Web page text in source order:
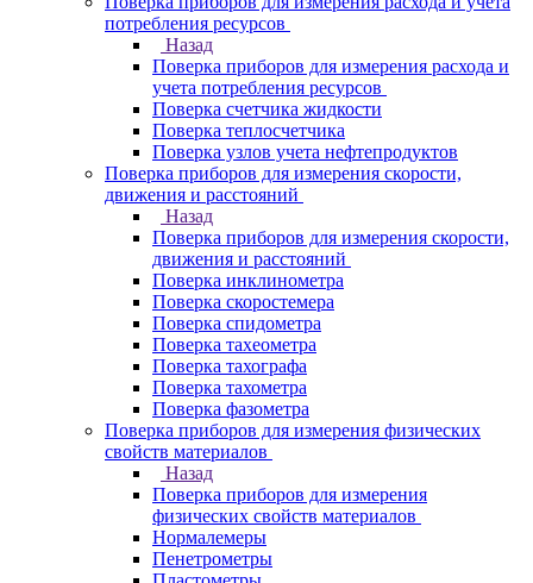
потребления ресурсов
Назад
Поверка приборов для измерения расхода и
учета потребления ресурсов
Поверка счетчика жидкости
Поверка теплосчетчика
Поверка узлов учета нефтепродуктов
Поверка приборов для измерения скорости,
движения и расстояний
Назад
Поверка приборов для измерения скорости,
движения и расстояний
Поверка инклинометра
Поверка скоростемера
Поверка спидометра
Поверка тахеометра
Поверка тахографа
Поверка тахометра
Поверка фазометра
Поверка приборов для измерения физических
свойств материалов
Назад
Поверка приборов для измерения
физических свойств материалов
Нормалемеры
Пенетрометры